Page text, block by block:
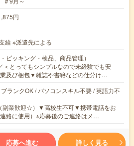
円
給 ※派遣先による
ピッキング・検品、商品管理）
＜とってもシンプルなので未経験でも安
及び梱包▼雑誌や書籍などの仕分け…
ランクOK / パソコンスキル不要 / 英語力不
副業歓迎☆）▼高校生不可▼携帯電話をお
絡に使用）※応募後のご連絡はメ…
応募へ進む 詳しく見る